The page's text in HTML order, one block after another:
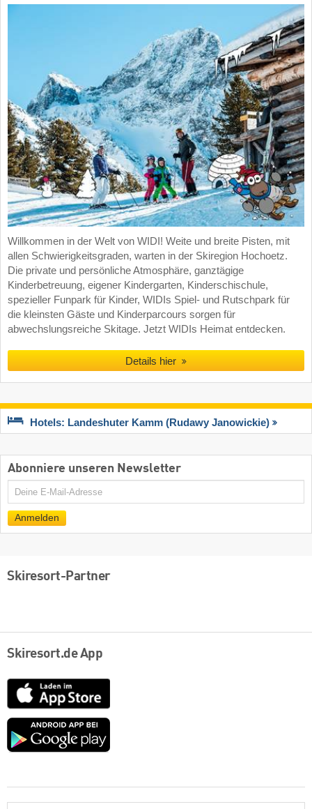
Willkommen in der Welt von WIDI! Weite und breite Pisten, mit
allen Schwierigkeitsgraden, warten in der Skiregion Hochoetz.
Die private und persönliche Atmosphäre, ganztägige
Kinderbetreuung, eigener Kindergarten, Kinderschischule,
spezieller Funpark für Kinder, WIDIs Spiel- und Rutschpark für
die kleinsten Gäste und Kinderparcours sorgen für
abwechslungsreiche Skitage. Jetzt WIDIs Heimat entdecken.
Details hier
Hotels: Landeshuter Kamm (Rudawy Janowickie)
Abonniere unseren Newsletter
E-
Mail
Anmelden
Skiresort-Partner
Skiresort.de App
App
Store
Google